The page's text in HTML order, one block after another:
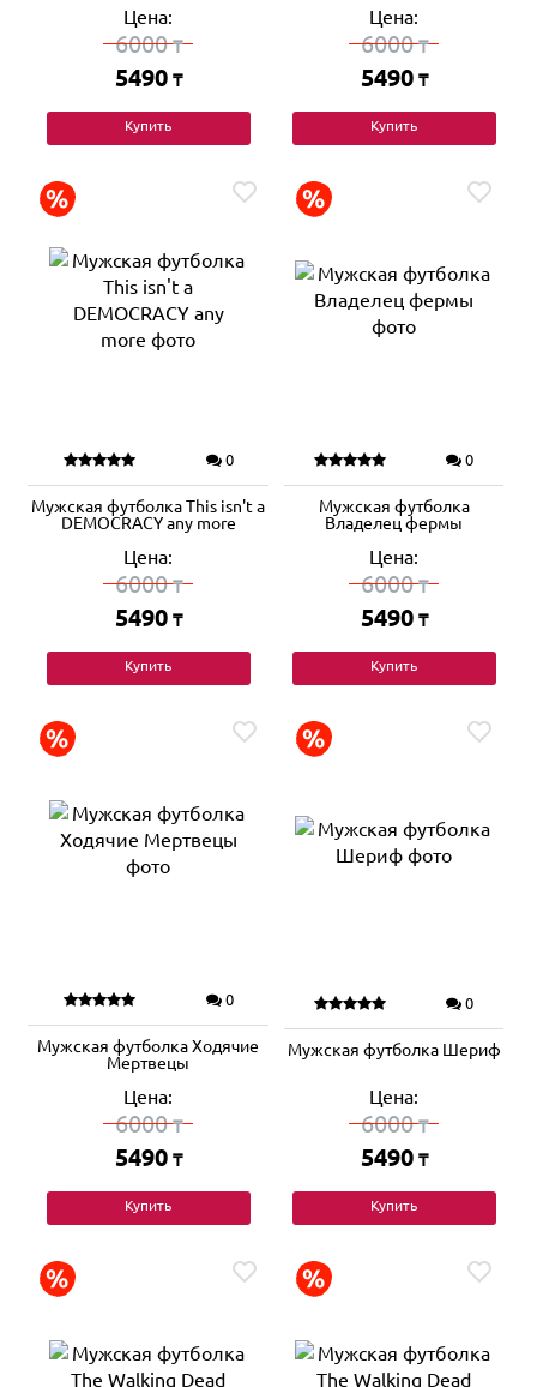
Цена:
6000₸
5490 ₸
Купить
Цена:
6000₸
5490 ₸
Купить
0
Мужская футболка This isn't a
DEMOCRACY any more
Цена:
6000₸
5490 ₸
Купить
0
Мужская футболка
Владелец фермы
Цена:
6000₸
5490 ₸
Купить
0
Мужская футболка Ходячие
Мертвецы
Цена:
6000₸
5490 ₸
Купить
0
Мужская футболка Шериф
Цена:
6000₸
5490 ₸
Купить